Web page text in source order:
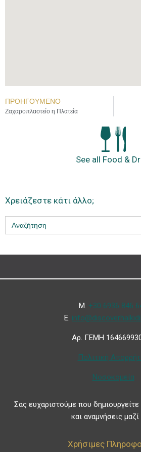
ΠΡΟΗΓΟΎΜΕΝΟ
Ζαχαροπλαστείο η Πλατεία
See all Food &
Χρειάζεστε κάτι άλλο;
Search
for:
Μ. +30 6936 846
Ε.
Αρ. ΓΕΜΗ
Πολιτική
Νοσοκομεία
Σας ευχαριστούμε που δημιουργείτε
και αναμνήσεις
Χρήσιμες